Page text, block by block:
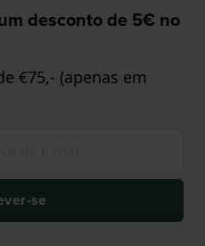
desconto de 5€ no
€75,- (apenas em
se